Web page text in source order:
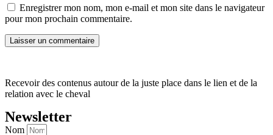
Enregistrer mon nom, mon e-mail et mon site dans le navigateur
pour mon prochain commentaire.
Recevoir des contenus autour de la juste place dans le lien et de la
relation avec le cheval
Newsletter
Nom